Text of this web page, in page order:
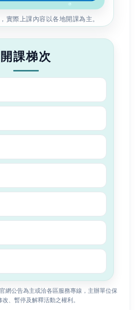
實際上課內容以各地開課為主。
開課梯次
網公告為主或洽各區服務專線，主辦單位保
改、暫停及解釋活動之權利。